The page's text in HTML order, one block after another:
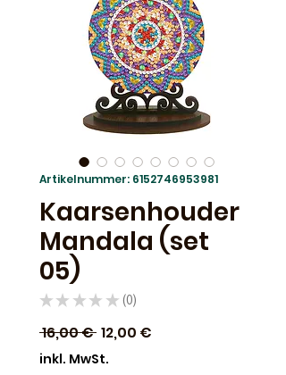
Artikelnummer: 6152746953981
Kaarsenhouder
Mandala (set
05)
★ ★ ★ ★ ★ 0
0
16,00 € Standardpreis
12,00 €
inkl. MwSt.